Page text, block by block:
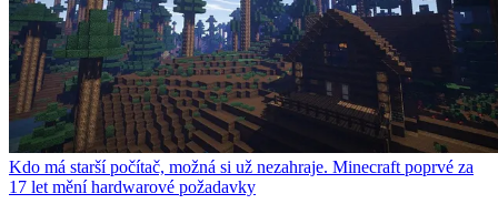
Kdo má starší počítač, možná si už nezahraje. Minecraft poprvé za
17 let mění hardwarové požadavky